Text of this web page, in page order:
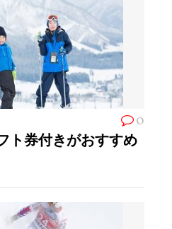
0
ト券付きがおすすめ